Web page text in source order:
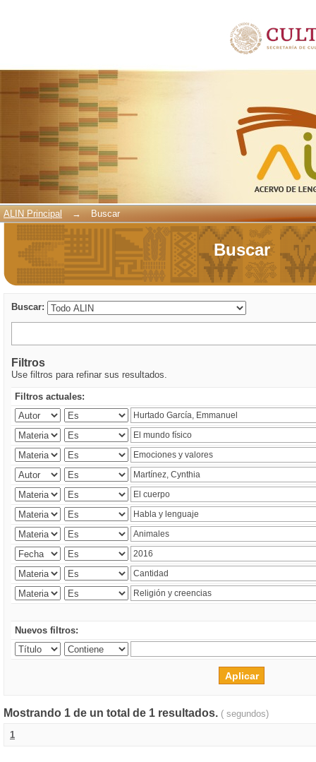
ALIN Principal → Buscar
Buscar
Buscar:
Filtros
Use filtros para refinar sus resultados.
Filtros actuales:
Nuevos filtros:
Mostrando 1 de un total de 1 resultados. ( segundos)
1